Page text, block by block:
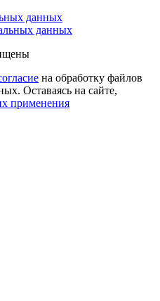
данных
данных
на обработку файлов
Оставаясь на сайте,
применения